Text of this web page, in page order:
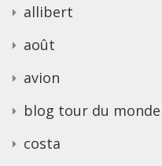
allibert
août
avion
blog tour du monde
costa